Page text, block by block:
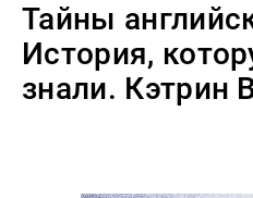
Тайны
История,
знали. Кэтрин
Экономика
Фантастика
и